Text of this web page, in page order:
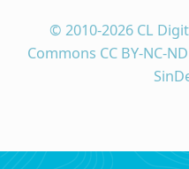
© 2010-2026 CL
Commons CC BY-NC-